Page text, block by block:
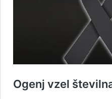
Ogenj vzel